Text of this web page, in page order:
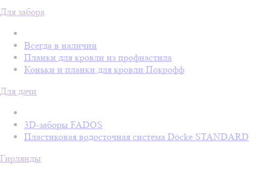
Для забора
Всегда в наличии
Планки для кровли из профнастила
Коньки и планки для кровли Покрофф
Для дачи
3D-заборы FADOS
Пластиковая водосточная система Döcke STANDARD
Гирлянды